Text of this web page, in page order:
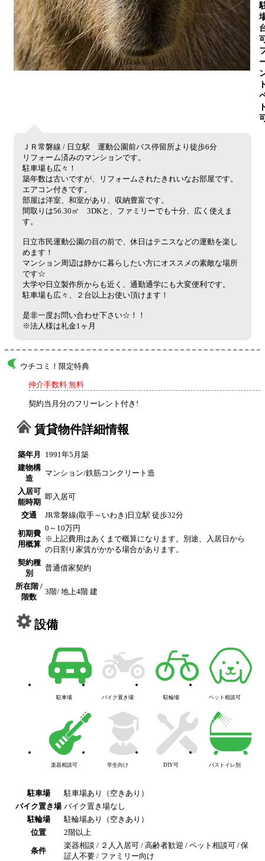
ＪＲ常磐線 / 日立駅 運動公園前バス停留所より徒歩6分
リフォーム済みのマンションです。
駐車場も広々！
築年数は古いですが、リフォームされたきれいなお部屋です。
エアコン付きです。
部屋は洋室、和室があり、収納豊富です。
間取りは56.30㎡ 3DKと、ファミリーでも十分、広く使えま
す。
日立市民運動公園の目の前で、休日はテニスなどの運動を楽し
めます！
マンション周辺は静かに暮らしたい方にオススメの素敵な場所
です☆
大学や日立製作所からも近く、通勤通学にも大変便利です。
駐車場も広々、２台以上お使い頂けます！
是非一度お問い合わせ下さい☆！！
※法人様は礼金1ヶ月
ウチコミ！限定特典
仲介手数料 無料
契約当月分のフリーレント付き!
賃貸物件詳細情報
築年月
1991年5月築
建物構
造
マンション/鉄筋コンクリート造
入居可
能時期
即入居可
交通 JR常磐線(取手～いわき)日立駅 徒歩32分
初期費
用概算
0～10万円
※上記費用はあくまで概算になります。別途、入居日から
の日割り家賃がかかる場合があります。
契約種
別
普通借家契約
所在階 /
階数
3階/ 地上4階 建
設備
駐車場 バイク置き場 駐輪場 ペット相談可
楽器相談可 学生向け DIY可 バストイレ別
駐車場
駐車場あり（空きあり）
バイク置き場 バイク置き場なし
駐輪場
駐輪場あり（空きあり）
位置
2階以上
条件
楽器相談 / ２人入居可 / 高齢者歓迎 / ペット相談可 / 保
証人不要 / ファミリー向け